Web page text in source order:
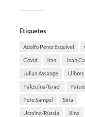
Etiquetes
Adolfo Pérez Esquivel
Covid Iran Joan
Julian Assange Llibres
Palestina/Israel
Pere Sampol Síria
Ucraïna/Rússia Xina